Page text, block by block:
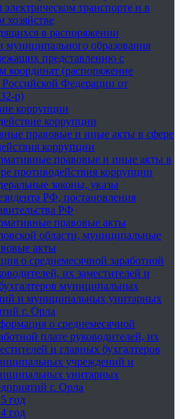
транспорте и в
хозяйстве
в распоряжении
муниципального образования
представлению с
координат (распоряжение
Российской Федерации от
р)
коррупции
коррупции
правовые и иные акты в сфере
коррупции
правовые и иные акты в
противодействия коррупции
законы, указы
РФ, постановления
РФ
правовые акты
области, муниципальные
акты
о среднемесячной заработной
их заместителей и
муниципальных
и муниципальных унитарных
г. Орла
о среднемесячной
плате руководителей, их
и главных бухгалтеров
учреждений и
унитарных
г. Орла
год
год